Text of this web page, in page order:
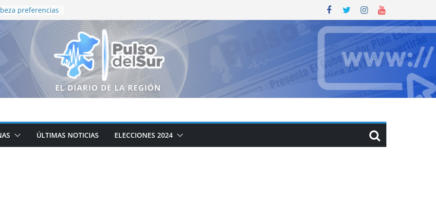
preferencias
de
estudio de MEBA
de
municipios
entre
fortalecer la
llevan
INSUFICIENTE
LAS SIEMBRASÚLTIMAS NOTICIAS ELECCIONES 2024